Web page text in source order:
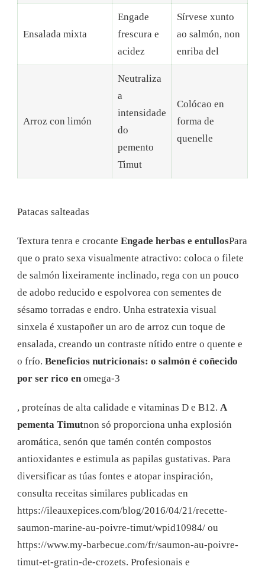
Ensalada mixta
Engade
frescura e
acidez
Sírvese xunto
ao salmón, non
enriba del
Arroz con limón
Neutraliza
a
intensidade
do
pemento
Timut
Colócao en
forma de
quenelle
Patacas salteadas
Textura tenra e crocante Engade herbas e entullosPara
que o prato sexa visualmente atractivo: coloca o filete
de salmón lixeiramente inclinado, rega con un pouco
de adobo reducido e espolvorea con sementes de
sésamo torradas e endro. Unha estratexia visual
sinxela é xustapoñer un aro de arroz cun toque de
ensalada, creando un contraste nítido entre o quente e
o frío. Beneficios nutricionais: o salmón é coñecido
por ser rico enomega-3
, proteínas de alta calidade e vitaminas D e B12. A
pementa Timutnon só proporciona unha explosión
aromática, senón que tamén contén compostos
antioxidantes e estimula as papilas gustativas. Para
diversificar as túas fontes e atopar inspiración,
consulta receitas similares publicadas en
https://ileauxepices.com/blog/2016/04/21/recette-
saumon-marine-au-poivre-timut/wpid10984/ ou
https://www.my-barbecue.com/fr/saumon-au-poivre-
timut-et-gratin-de-crozets. Profesionais e